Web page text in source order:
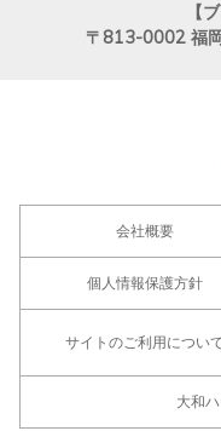
【
〒813-0002 福
会社概要
個人情報保護方針
サイトのご利用につい
大和